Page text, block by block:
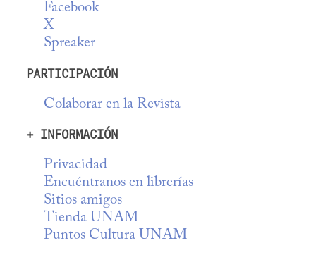
Facebook
X
Spreaker
PARTICIPACIÓN
Colaborar en la Revista
+ INFORMACIÓN
Privacidad
Encuéntranos en librerías
Sitios amigos
Tienda UNAM
Puntos Cultura UNAM